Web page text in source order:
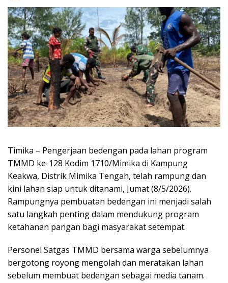
Timika – Pengerjaan bedengan pada lahan program
TMMD ke-128 Kodim 1710/Mimika di Kampung
Keakwa, Distrik Mimika Tengah, telah rampung dan
kini lahan siap untuk ditanami, Jumat (8/5/2026).
Rampungnya pembuatan bedengan ini menjadi salah
satu langkah penting dalam mendukung program
ketahanan pangan bagi masyarakat setempat.
Personel Satgas TMMD bersama warga sebelumnya
bergotong royong mengolah dan meratakan lahan
sebelum membuat bedengan sebagai media tanam.